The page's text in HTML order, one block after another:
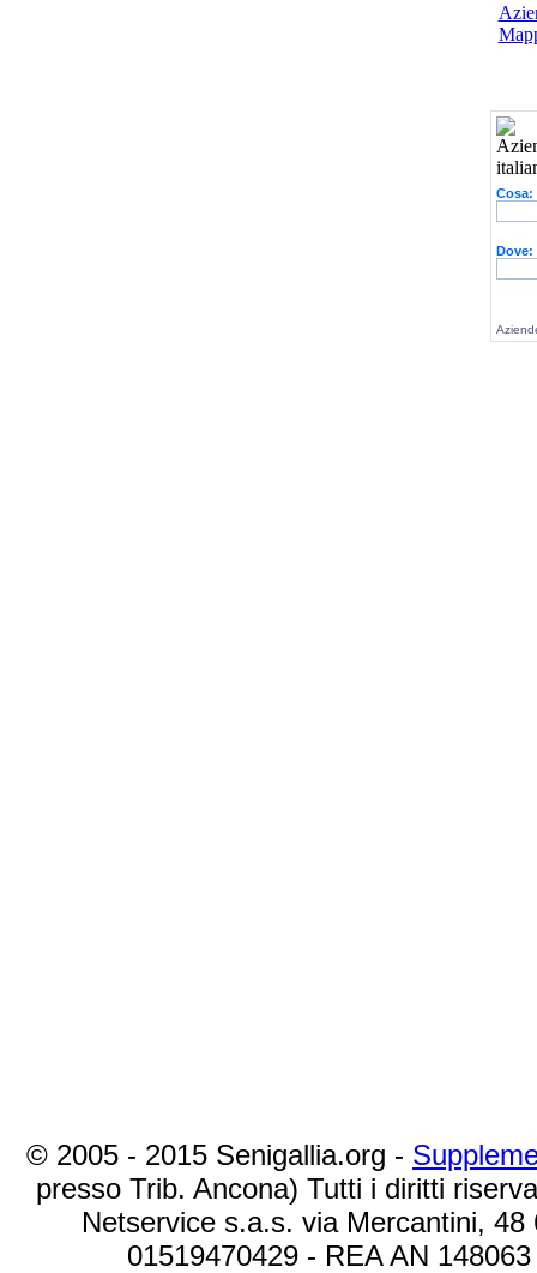
Cosa:
Dove:
© 2005 - 2015 Senigallia.org -
presso Trib. Ancona) Tutti i diritti
Netservice s.a.s. via Mercantini,
01519470429 - REA AN